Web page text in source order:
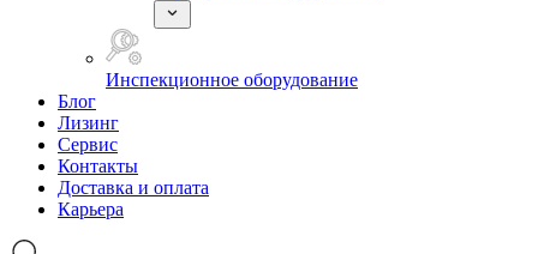
Инспекционное оборудование
Блог
Лизинг
Сервис
Контакты
Доставка и оплата
Карьера